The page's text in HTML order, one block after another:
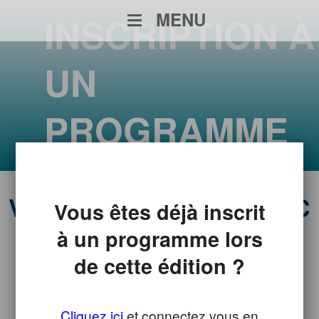
MENU
INSCRIPTION À
UN
PROGRAMME
VENEZ ÉCHANGER AVEC
UN·E CONSEILLER·ÈRE
DU CNAM !
Vous êtes déjà inscrit
à un programme lors
de cette édition ?